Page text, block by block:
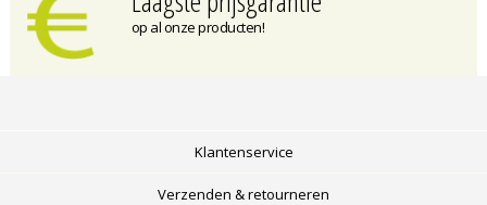
op al onze producten!
Klantenservice
Verzenden & retourneren